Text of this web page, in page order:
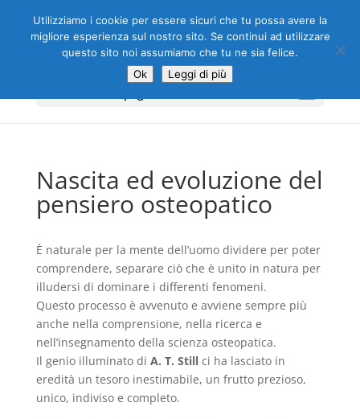
Nascita ed evoluzione del
pensiero osteopatico
È naturale per la mente dell’uomo dividere per poter
comprendere, separare ciò che è unito in natura per
illudersi di dominare i differenti fenomeni.
Questo processo è avvenuto e avviene sempre più
anche nella comprensione, nella ricerca e
nell’insegnamento della scienza osteopatica.
Il genio illuminato di A. T. Stillci ha lasciato in
eredità un tesoro inestimabile, un frutto prezioso,
unico, indiviso e completo.
Utilizziamo i cookie per essere sicuri che tu possa avere la
migliore esperienza sul nostro sito. Se continui ad utilizzare
questo sito noi assumiamo che tu ne sia felice.
Ok
Leggi di più